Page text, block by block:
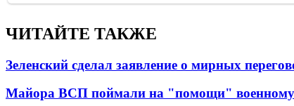
ЧИТАЙТЕ ТАКЖЕ
Зеленский сделал заявление о мирных
Майора ВСП поймали на "помощи"